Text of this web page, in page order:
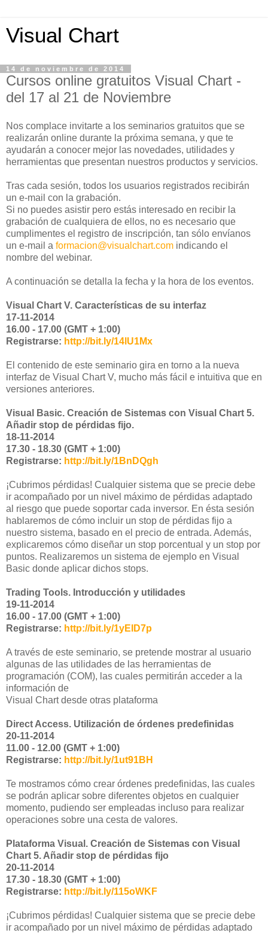
Visual Chart
14 de noviembre de 2014
Cursos online gratuitos Visual Chart -
del 17 al 21 de Noviembre
Nos complace invitarte a los seminarios gratuitos que se
realizarán online durante la próxima semana, y que te
ayudarán a conocer mejor las novedades, utilidades y
herramientas que presentan nuestros productos y servicios.
Tras cada sesión, todos los usuarios registrados recibirán
un e-mail con la grabación.
Si no puedes asistir pero estás interesado en recibir la
grabación de cualquiera de ellos, no es necesario que
cumplimentes el registro de inscripción, tan sólo envíanos
un e-mail a formacion@visualchart.com indicando el
nombre del webinar.
A continuación se detalla la fecha y la hora de los eventos.
Visual Chart V. Características de su interfaz
17-11-2014
16.00 - 17.00 (GMT + 1:00)
Registrarse: http://bit.ly/14lU1Mx
El contenido de este seminario gira en torno a la nueva
interfaz de Visual Chart V, mucho más fácil e intuitiva que en
versiones anteriores.
Visual Basic. Creación de Sistemas con Visual Chart 5.
Añadir stop de pérdidas fijo.
18-11-2014
17.30 - 18.30 (GMT + 1:00)
Registrarse: http://bit.ly/1BnDQgh
¡Cubrimos pérdidas! Cualquier sistema que se precie debe
ir acompañado por un nivel máximo de pérdidas adaptado
al riesgo que puede soportar cada inversor. En ésta sesión
hablaremos de cómo incluir un stop de pérdidas fijo a
nuestro sistema, basado en el precio de entrada. Además,
explicaremos cómo diseñar un stop porcentual y un stop por
puntos. Realizaremos un sistema de ejemplo en Visual
Basic donde aplicar dichos stops.
Trading Tools. Introducción y utilidades
19-11-2014
16.00 - 17.00 (GMT + 1:00)
Registrarse: http://bit.ly/1yEID7p
A través de este seminario, se pretende mostrar al usuario
algunas de las utilidades de las herramientas de
programación (COM), las cuales permitirán acceder a la
información de
Visual Chart desde otras plataforma
Direct Access. Utilización de órdenes predefinidas
20-11-2014
11.00 - 12.00 (GMT + 1:00)
Registrarse: http://bit.ly/1ut91BH
Te mostramos cómo crear órdenes predefinidas, las cuales
se podrán aplicar sobre diferentes objetos en cualquier
momento, pudiendo ser empleadas incluso para realizar
operaciones sobre una cesta de valores.
Plataforma Visual. Creación de Sistemas con Visual
Chart 5. Añadir stop de pérdidas fijo
20-11-2014
17.30 - 18.30 (GMT + 1:00)
Registrarse: http://bit.ly/115oWKF
¡Cubrimos pérdidas! Cualquier sistema que se precie debe
ir acompañado por un nivel máximo de pérdidas adaptado